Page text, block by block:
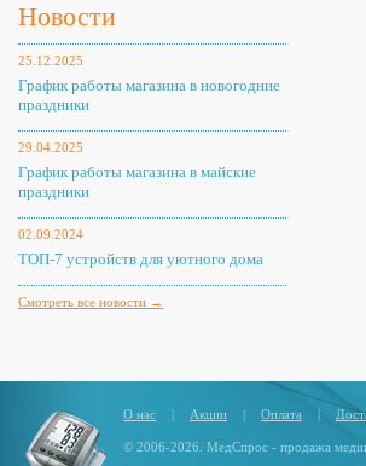
Новости
25.12.2025
График работы магазина в новогодние
праздники
29.04.2025
График работы магазина в майские
праздники
02.09.2024
ТОП-7 устройств для уютного дома
Смотреть все новости →
О нас | Акции | Оплата |
© 2006-2026. МедСпрос - продажа